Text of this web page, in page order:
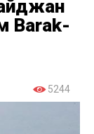
Barak-
5244